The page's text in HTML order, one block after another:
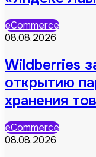
eCommerce
08.08.2026
Wildberries
открытию
хранения
eCommerce
08.08.2026